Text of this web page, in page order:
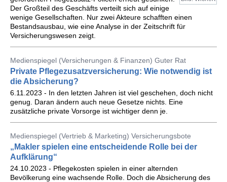
Der Großteil des Geschäfts verteilt sich auf einige
wenige Gesellschaften. Nur zwei Akteure schafften einen
Bestandsausbau, wie eine Analyse in der Zeitschrift für
Versicherungswesen zeigt.
Medienspiegel (Versicherungen & Finanzen) Guter Rat
Private Pflegezusatzversicherung: Wie notwendig ist
die Absicherung?
6.11.2023 - In den letzten Jahren ist viel geschehen, doch nicht
genug. Daran ändern auch neue Gesetze nichts. Eine
zusätzliche private Vorsorge ist wichtiger denn je.
Medienspiegel (Vertrieb & Marketing) Versicherungsbote
„Makler spielen eine entscheidende Rolle bei der
Aufklärung“
24.10.2023 - Pflegekosten spielen in einer alternden
Bevölkerung eine wachsende Rolle. Doch die Absicherung des